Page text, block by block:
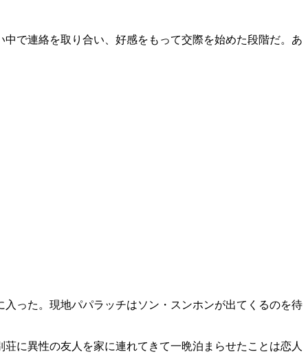
で連絡を取り合い、好感をもって交際を始めた段階だ。あ
った。現地パパラッチはソン・スンホンが出てくるのを待
に異性の友人を家に連れてきて一晩泊まらせたことは恋人